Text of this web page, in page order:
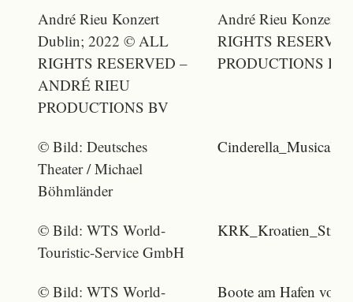
André Rieu Konzert
Dublin; 2022 © ALL
RIGHTS RESERVED –
ANDRÉ RIEU
PRODUCTIONS BV
André Rieu Konzert
RIGHTS
PRODUCTIONS BV
© Bild: Deutsches
Theater / Michael
Böhmländer
© Bild: WTS World-
Touristic-Service GmbH
© Bild: WTS World-
Boote am Hafen von